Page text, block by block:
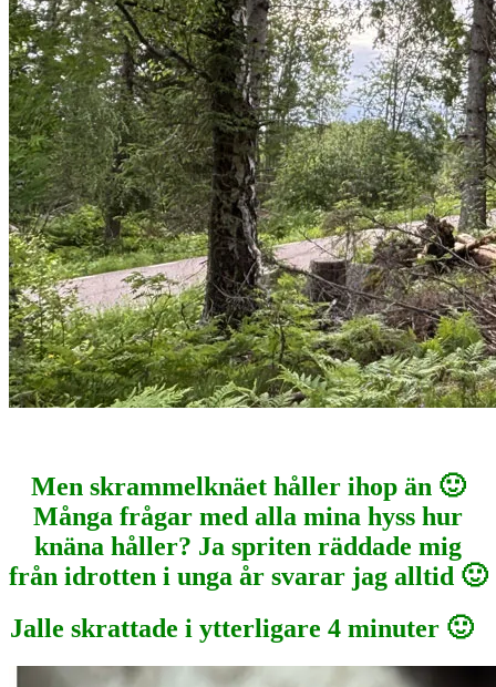
Men skrammelknäet håller ihop än 🙂
Många frågar med alla mina hyss hur
knäna håller? Ja spriten räddade mig
från idrotten i unga år svarar jag alltid 🙂
Jalle skrattade i ytterligare 4 minuter 🙂